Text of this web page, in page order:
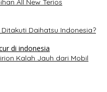
All New Terios
Daihatsu Indonesia?
Kalah Jauh dari Mobil